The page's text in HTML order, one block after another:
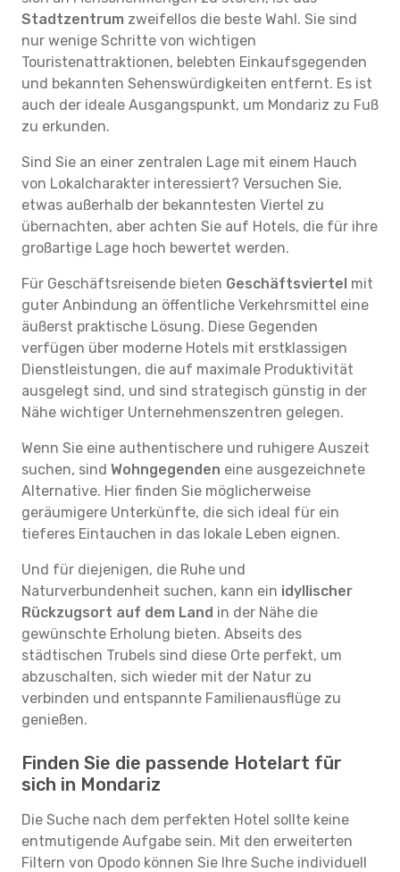
Stadtzentrum zweifellos die beste Wahl. Sie sind
nur wenige Schritte von wichtigen
Touristenattraktionen, belebten Einkaufsgegenden
und bekannten Sehenswürdigkeiten entfernt. Es ist
auch der ideale Ausgangspunkt, um Mondariz zu Fuß
zu erkunden.
Sind Sie an einer zentralen Lage mit einem Hauch
von Lokalcharakter interessiert? Versuchen Sie,
etwas außerhalb der bekanntesten Viertel zu
übernachten, aber achten Sie auf Hotels, die für ihre
großartige Lage hoch bewertet werden.
Für Geschäftsreisende bieten Geschäftsviertel mit
guter Anbindung an öffentliche Verkehrsmittel eine
äußerst praktische Lösung. Diese Gegenden
verfügen über moderne Hotels mit erstklassigen
Dienstleistungen, die auf maximale Produktivität
ausgelegt sind, und sind strategisch günstig in der
Nähe wichtiger Unternehmenszentren gelegen.
Wenn Sie eine authentischere und ruhigere Auszeit
suchen, sind Wohngegenden eine ausgezeichnete
Alternative. Hier finden Sie möglicherweise
geräumigere Unterkünfte, die sich ideal für ein
tieferes Eintauchen in das lokale Leben eignen.
Und für diejenigen, die Ruhe und
Naturverbundenheit suchen, kann ein idyllischer
Rückzugsort auf dem Land in der Nähe die
gewünschte Erholung bieten. Abseits des
städtischen Trubels sind diese Orte perfekt, um
abzuschalten, sich wieder mit der Natur zu
verbinden und entspannte Familienausflüge zu
genießen.
Finden Sie die passende Hotelart für
sich in Mondariz
Die Suche nach dem perfekten Hotel sollte keine
entmutigende Aufgabe sein. Mit den erweiterten
Filtern von Opodo können Sie Ihre Suche individuell